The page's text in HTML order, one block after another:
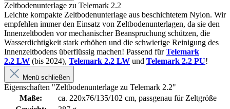
Zeltbodenunterlage zu Telemark 2.2
Leichte kompakte Zeltbodenunterlage aus beschichtetem Nylon. Wir
empfehlen immer den Einsatz von Zeltbodenunterlagen, da sie den
Innenzeltboden vor mechanischer Beanspruchung schützen, die
Wasserdichtigkeit stark erhöhen und die schwierige Reinigung des
Innenzeltbodens überflüssig machen! Passend fürTelemark
2.2 LW (bis 2024), Telemark 2.2 LW und Telemark 2.2 PU!
Menü schließen
Eigenschaften "Zeltbodenunterlage zu Telemark 2.2"
Maße:
ca. 220x76/135/102 cm, passgenau für Zeltgröße